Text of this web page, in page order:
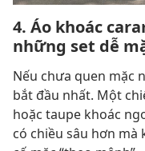
4. Áo khoác
những set dễ
Nếu chưa quen mặc
bắt đầu nhất. Một
hoặc taupe khoác
có chiều sâu hơn